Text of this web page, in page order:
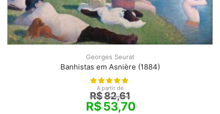
Georges Seurat
Banhistas em Asnière (1884)
A partir de
R$82,61
R$53,70